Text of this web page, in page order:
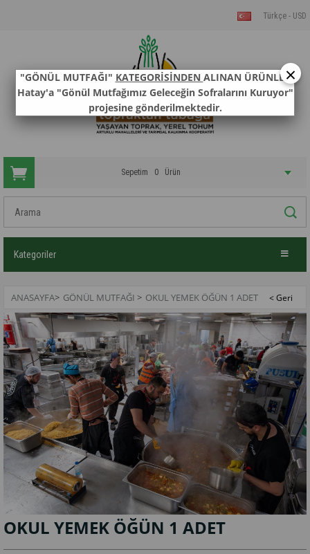
Türkçe - USD
Sepetim 0 Ürün
Kategoriler
ANASAYFA> GÖNÜL MUTFAĞI > OKUL YEMEK ÖĞÜN 1 ADET
OKUL YEMEK ÖĞÜN 1 ADET
×
"GÖNÜL MUTFAĞI" KATEGORİSİNDEN ALINAN ÜRÜNLER
Hatay'a "Gönül Mutfağımız Geleceğin Sofralarını Kuruyor"
projesine gönderilmektedir.